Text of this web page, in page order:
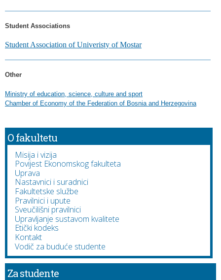
Student Associations
Student Association of Univeristy of Mostar
Other
Ministry of education, science, culture and sport
Chamber of Economy of the Federation of Bosnia and Herzegovina
O fakultetu
Misija i vizija
Povijest Ekonomskog fakulteta
Uprava
Nastavnici i suradnici
Fakultetske službe
Pravilnici i upute
Sveučilišni pravilnici
Upravljanje sustavom kvalitete
Etički kodeks
Kontakt
Vodič za buduće studente
Za studente